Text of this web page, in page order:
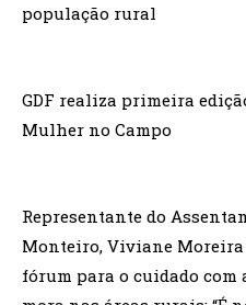
população rural
GDF realiza primeira
Mulher no Campo
Representante do
Monteiro, Viviane
fórum para o cuidado